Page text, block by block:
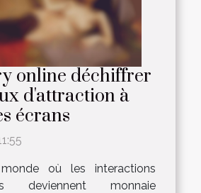
online déchiffrer
d'attraction à
écrans
où les interactions
deviennent monnaie